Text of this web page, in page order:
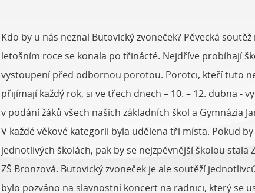
Kdo by u nás neznal Butovický zvoneček? Pěvecká
letošním roce se konala po třinácté. Nejdříve probíhají
vystoupení před odbornou porotou. Porotci, kteří tuto
přijímají každý rok, si ve třech dnech – 10. – 12. dubna -
v podání žáků všech našich základních škol a Gymnázia
V každé věkové kategorii byla udělena tři místa. Pokud
jednotlivých školách, pak by se nejzpěvnější školou stala
ZŠ Bronzová. Butovický zvoneček je ale soutěží
bylo pozváno na slavnostní koncert na radnici, který se